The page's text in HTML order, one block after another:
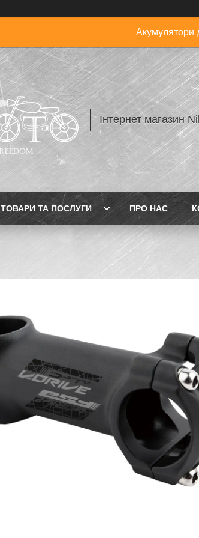
Акумулятори
Інтернет магазин
ТОВАРИ ТА ПОСЛУГИ ПРО НАС